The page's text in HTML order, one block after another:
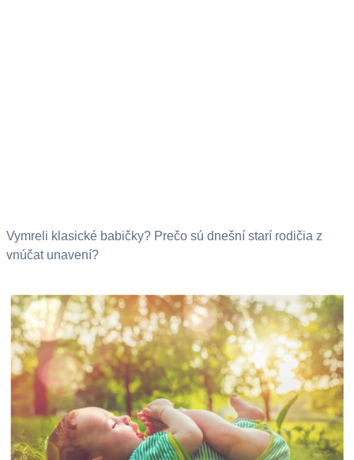
Vymreli klasické babičky? Prečo sú dnešní starí rodičia z
vnúčat unavení?